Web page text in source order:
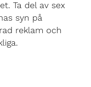
Ta del av sex
syn på
reklam och